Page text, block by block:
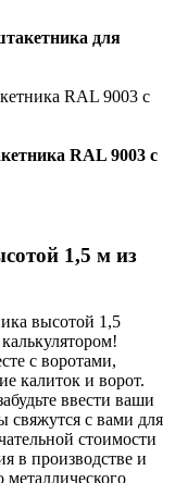
для
RAL 9003 с
1,5 м из
высотой 1,5
с воротами,
калиток и ворот.
ввести ваши
свяжутся с вами для
стоимости
в производстве и
металлического